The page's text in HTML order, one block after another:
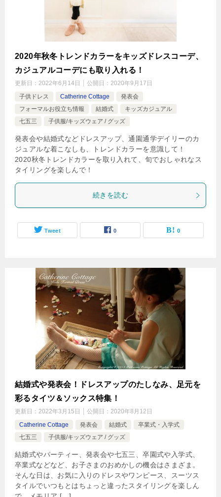
2020年秋冬トレンドカラーをキッズドレスコーデ、
カジュアルコーデにも取り入れる！
更新日： 2022年6月14日 公開日： 2020年9月17日
子供ドレス
Catherine Cottage
発表会
フォーマルお役立ち情報
結婚式
キッズカジュアル
七五三
子供服/キッズウェア / グッズ
発表会や結婚式などドレスアップ、通園通学デイリーのカ
ジュアルな着こなしも、トレンドカラーを意識して！
2020秋冬トレンドカラーを取り入れて、旬でおしゃれなス
タイリングを楽しんで！
続きを読む
Tweet 0 0
結婚式や発表会！ドレスアップのたしなみ、足元を
彩るタイツ＆ソックス特集！
更新日： 2022年3月15日 公開日： 2020年8月12日
Catherine Cottage
発表会 結婚式
卒業式・入学式
七五三
子供服/キッズウェア / グッズ
結婚式やパーティー、発表会や七五三、卒園式や入学式、
卒業式などなど、お子さまのおめかしの機会はさまざま。
そんな日は、お気に入りのドレスやワンピース、スーツス
タイルでいつもとはちょっと違ったスタイリングを楽しん